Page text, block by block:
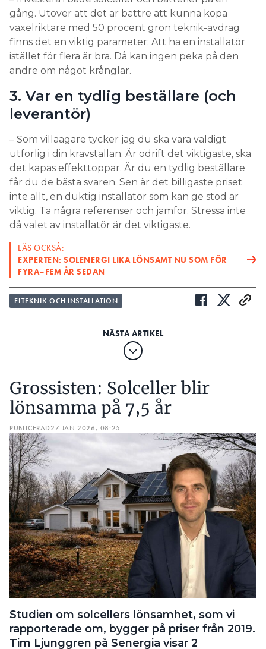
gång. Utöver att det är bättre att kunna köpa
växelriktare med 50 procent grön teknik-avdrag
finns det en viktig parameter: Att ha en installatör
istället för flera är bra. Då kan ingen peka på den
andre om något krånglar.
3. Var en tydlig beställare (och
leverantör)
– Som villaägare tycker jag du ska vara väldigt
utförlig i din kravställan. Är ödrift det viktigaste, ska
det kapas effekttoppar. Är du en tydlig beställare
får du de bästa svaren. Sen är det billigaste priset
inte allt, en duktig installatör som kan ge stöd är
viktig. Ta några referenser och jämför. Stressa inte
då valet av installatör är det viktigaste.
LÄS OCKSÅ:
EXPERTEN: SOLENERGI LIKA LÖNSAMT NU SOM FÖR
FYRA–FEM ÅR SEDAN
ELTEKNIK OCH INSTALLATION
Grossisten: Solceller blir
lönsamma på 7,5 år
PUBLICERAD27 JAN 2026, 08:25
Studien om solcellers lönsamhet, som vi
rapporterade om, bygger på priser från 2019.
Tim Ljunggren på Senergia visar 2